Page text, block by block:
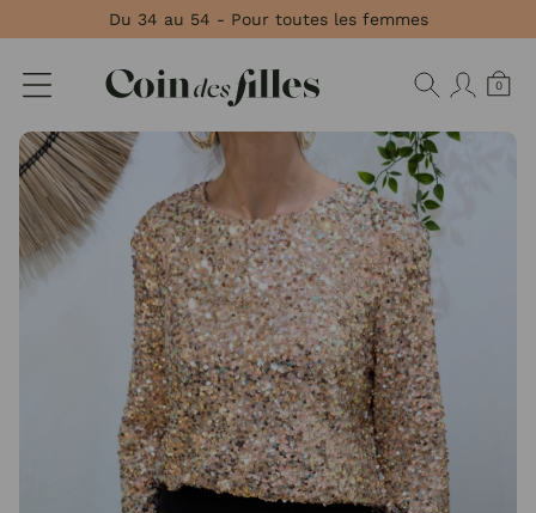
Du 34 au 54 - Pour toutes les femmes
0
Panneau de gestion des cookies